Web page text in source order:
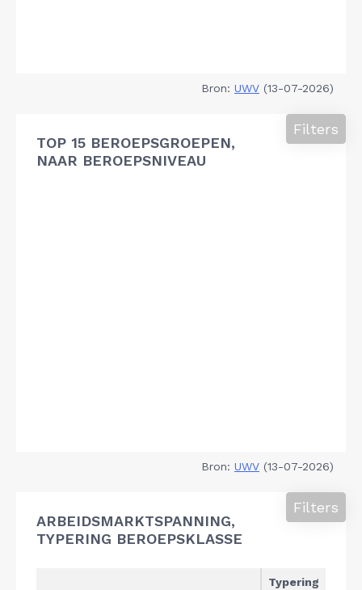
Bron: UWV (13-07-2026)
TOP 15 BEROEPSGROEPEN,
NAAR BEROEPSNIVEAU
Filters
Bron: UWV (13-07-2026)
ARBEIDSMARKTSPANNING,
TYPERING BEROEPSKLASSE
Filters